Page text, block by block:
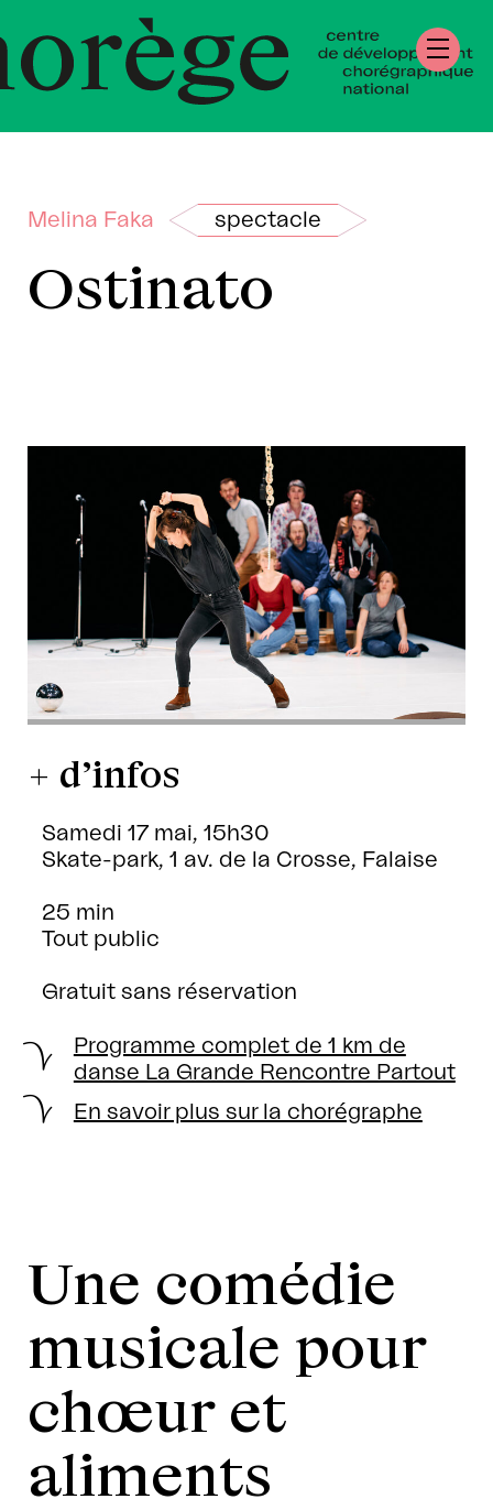
de
Melina Faka spectacle
Ostinato
+ d’infos
Samedi 17 mai, 15h30
Skate-park, 1 av. de la Crosse, Falaise
25 min
Tout public
Gratuit sans réservation
Programme complet de 1 km de
danse La Grande Rencontre Partout
En savoir plus sur la chorégraphe
Une comédie
musicale pour
chœur et
aliments